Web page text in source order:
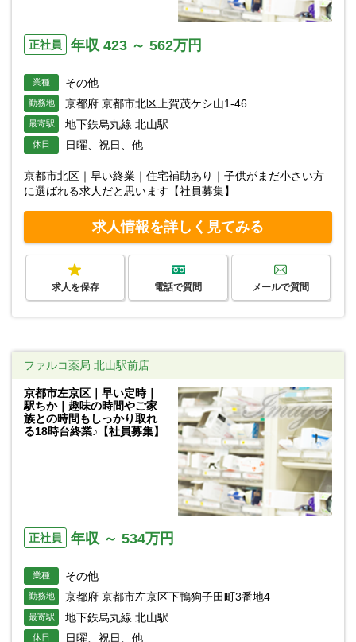
正社員 年収 423 ～ 562万円
業種 その他
勤務地 京都府 京都市北区上賀茂ケシ山1-46
最寄駅 地下鉄烏丸線 北山駅
休日 日曜、祝日、他
京都市北区｜早い終業｜住宅補助あり｜子供がまだ小さい方
に選ばれる求人だと思います【社員募集】
求人情報を詳しく見てみる
求人を保存 電話で質問 メールで質問
ファルコ薬局 北山駅前店
京都市左京区｜早い定時｜
駅ちか｜趣味の時間やご家
族との時間もしっかり取れ
る18時台終業♪【社員募集】
正社員 年収 ～ 534万円
業種 その他
勤務地 京都府 京都市左京区下鴨狗子田町3番地4
最寄駅 地下鉄烏丸線 北山駅
休日 日曜、祝日、他